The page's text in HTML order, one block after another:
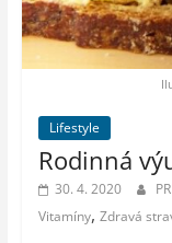
moto,
vesmír
Lifestyle
Rodinná
30. 4. 2020 PR
Vitamíny, Zdravá